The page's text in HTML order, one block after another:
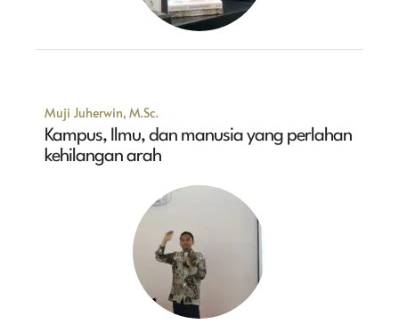
Muji Juherwin, M.Sc.
Kampus, Ilmu, dan manusia yang perlahan
kehilangan arah